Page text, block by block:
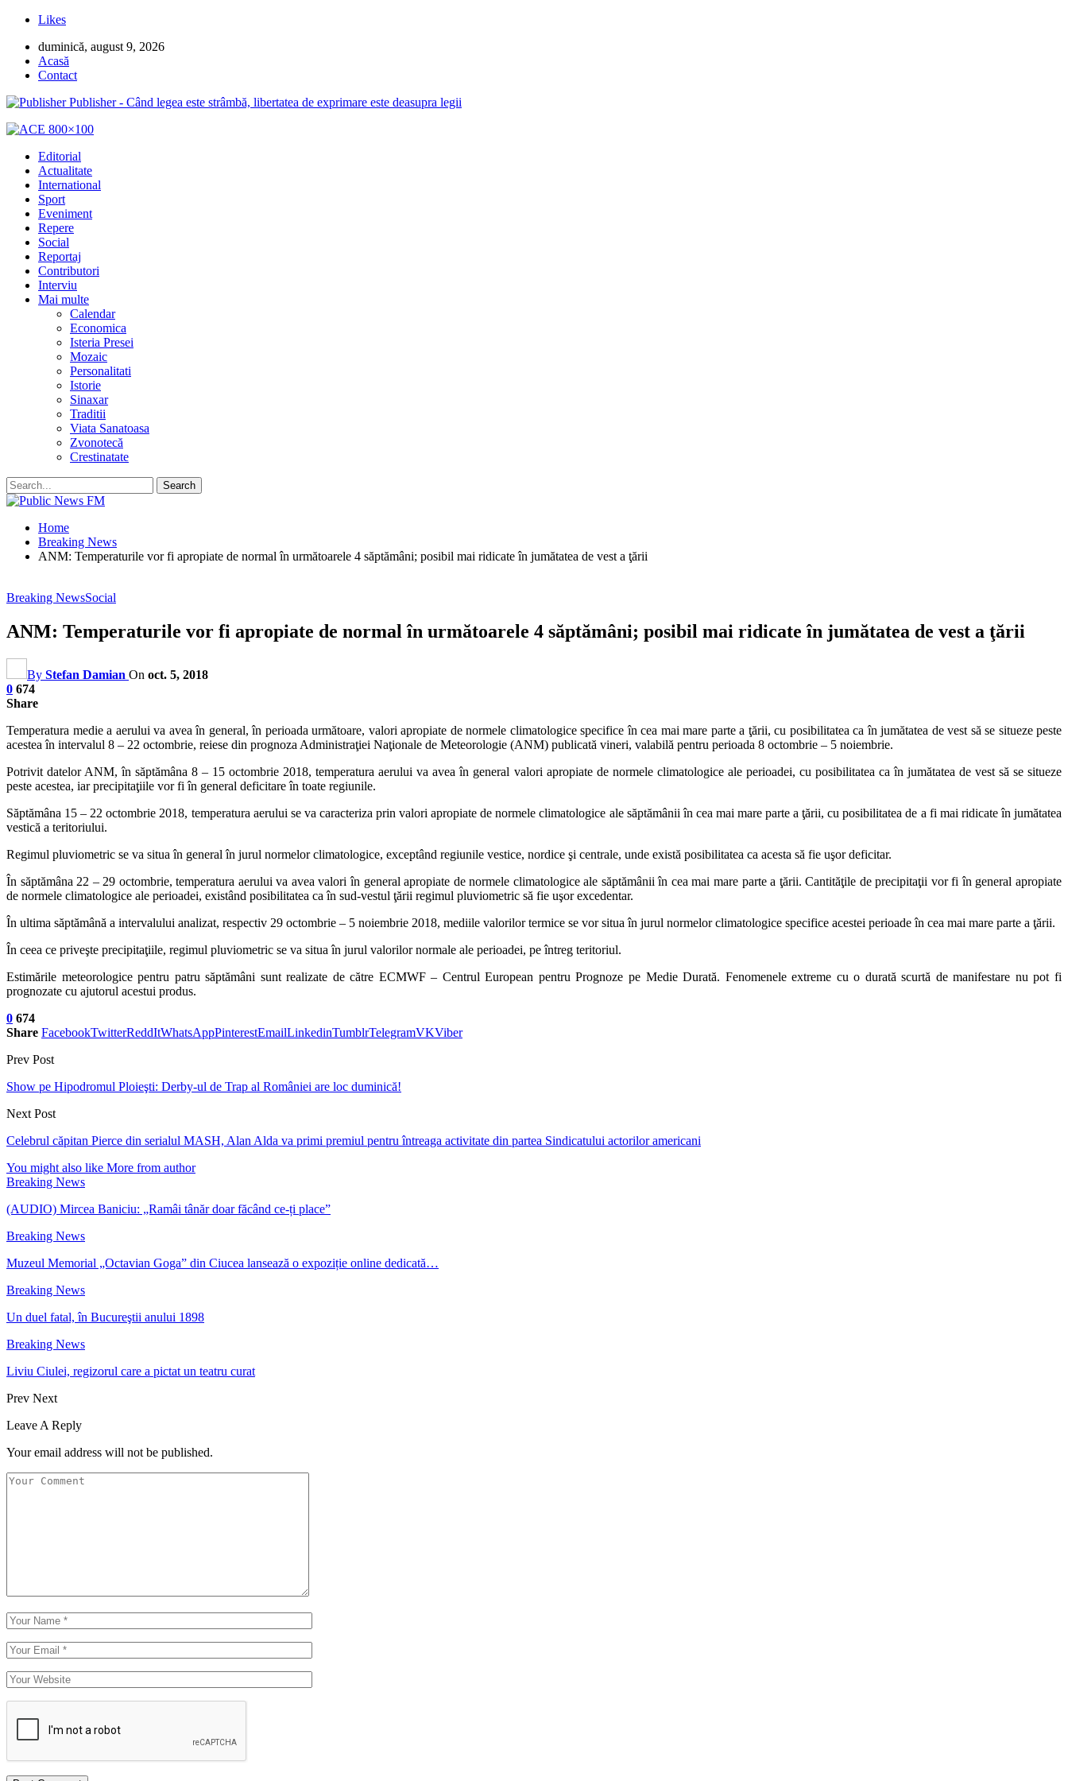
Likes
duminică, august 9, 2026
Acasă
Contact
Publisher - Când legea este strâmbă, libertatea de exprimare este deasupra legii
Editorial
Actualitate
International
Sport
Eveniment
Repere
Social
Reportaj
Contributori
Interviu
Mai multe
Calendar
Economica
Isteria Presei
Mozaic
Personalitati
Istorie
Sinaxar
Traditii
Viata Sanatoasa
Zvonotecă
Crestinatate
Home
Breaking News
ANM: Temperaturile vor fi apropiate de normal în următoarele 4 săptămâni; posibil mai ridicate în jumătatea de vest a ţării
Breaking NewsSocial
ANM: Temperaturile vor fi apropiate de normal în următoarele 4 săptămâni; posibil mai ridicate în jumătatea de vest a ţării
By Stefan Damian On oct. 5, 2018
0 674
Share
Temperatura medie a aerului va avea în general, în perioada următoare, valori apropiate de normele climatologice specifice în cea mai mare parte a ţării, cu posibilitatea ca în jumătatea de vest să se situeze peste
acestea în intervalul 8 – 22 octombrie, reiese din prognoza Administraţiei Naţionale de Meteorologie (ANM) publicată vineri, valabilă pentru perioada 8 octombrie – 5 noiembrie.
Potrivit datelor ANM, în săptămâna 8 – 15 octombrie 2018, temperatura aerului va avea în general valori apropiate de normele climatologice ale perioadei, cu posibilitatea ca în jumătatea de vest să se situeze
peste acestea, iar precipitaţiile vor fi în general deficitare în toate regiunile.
Săptămâna 15 – 22 octombrie 2018, temperatura aerului se va caracteriza prin valori apropiate de normele climatologice ale săptămânii în cea mai mare parte a ţării, cu posibilitatea de a fi mai ridicate în jumătatea
vestică a teritoriului.
Regimul pluviometric se va situa în general în jurul normelor climatologice, exceptând regiunile vestice, nordice şi centrale, unde există posibilitatea ca acesta să fie uşor deficitar.
În săptămâna 22 – 29 octombrie, temperatura aerului va avea valori în general apropiate de normele climatologice ale săptămânii în cea mai mare parte a ţării. Cantităţile de precipitaţii vor fi în general apropiate
de normele climatologice ale perioadei, existând posibilitatea ca în sud-vestul ţării regimul pluviometric să fie uşor excedentar.
În ultima săptămână a intervalului analizat, respectiv 29 octombrie – 5 noiembrie 2018, mediile valorilor termice se vor situa în jurul normelor climatologice specifice acestei perioade în cea mai mare parte a ţării.
În ceea ce priveşte precipitaţiile, regimul pluviometric se va situa în jurul valorilor normale ale perioadei, pe întreg teritoriul.
Estimările meteorologice pentru patru săptămâni sunt realizate de către ECMWF – Centrul European pentru Prognoze pe Medie Durată. Fenomenele extreme cu o durată scurtă de manifestare nu pot fi
prognozate cu ajutorul acestui produs.
0 674
Share FacebookTwitterReddItWhatsAppPinterestEmailLinkedinTumblrTelegramVKViber
Prev Post
Show pe Hipodromul Ploieşti: Derby-ul de Trap al României are loc duminică!
Next Post
Celebrul căpitan Pierce din serialul MASH, Alan Alda va primi premiul pentru întreaga activitate din partea Sindicatului actorilor americani
You might also like More from author
Breaking News
(AUDIO) Mircea Baniciu: „Ramâi tânăr doar făcând ce-ți place”
Breaking News
Muzeul Memorial „Octavian Goga” din Ciucea lansează o expoziție online dedicată…
Breaking News
Un duel fatal, în Bucureştii anului 1898
Breaking News
Liviu Ciulei, regizorul care a pictat un teatru curat
Prev Next
Leave A Reply
Your email address will not be published.